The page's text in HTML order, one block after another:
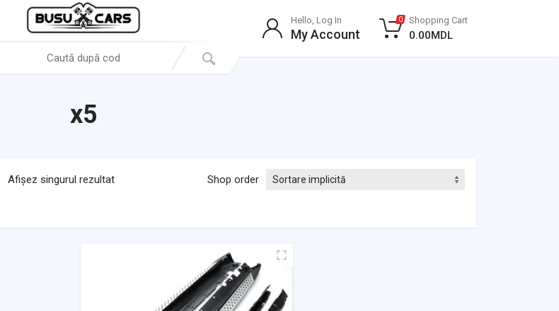
Hello, Log In
My Account
0 Shopping Cart
0.00MDL
x5
Afișez singurul rezultat Shop order